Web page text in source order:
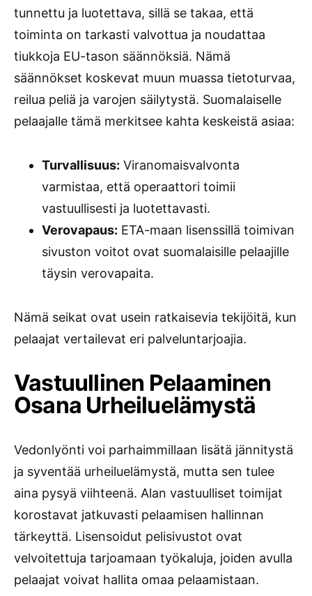
tunnettu ja luotettava, sillä se takaa, että
toiminta on tarkasti valvottua ja noudattaa
tiukkoja EU-tason säännöksiä. Nämä
säännökset koskevat muun muassa tietoturvaa,
reilua peliä ja varojen säilytystä. Suomalaiselle
pelaajalle tämä merkitsee kahta keskeistä asiaa:
Turvallisuus: Viranomaisvalvonta
varmistaa, että operaattori toimii
vastuullisesti ja luotettavasti.
Verovapaus: ETA-maan lisenssillä toimivan
sivuston voitot ovat suomalaisille pelaajille
täysin verovapaita.
Nämä seikat ovat usein ratkaisevia tekijöitä, kun
pelaajat vertailevat eri palveluntarjoajia.
Vastuullinen Pelaaminen
Osana Urheiluelämystä
Vedonlyönti voi parhaimmillaan lisätä jännitystä
ja syventää urheiluelämystä, mutta sen tulee
aina pysyä viihteenä. Alan vastuulliset toimijat
korostavat jatkuvasti pelaamisen hallinnan
tärkeyttä. Lisensoidut pelisivustot ovat
velvoitettuja tarjoamaan työkaluja, joiden avulla
pelaajat voivat hallita omaa pelaamistaan.